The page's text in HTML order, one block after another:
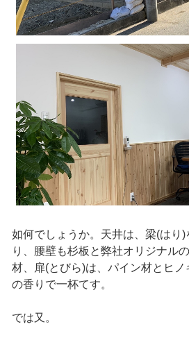
如何でしょうか。天井は、梁(はり
り、腰壁も杉板と弊社オリジナル
材、扉(とびら)は、パイン材とヒ
の香りで一杯てす。
では又。